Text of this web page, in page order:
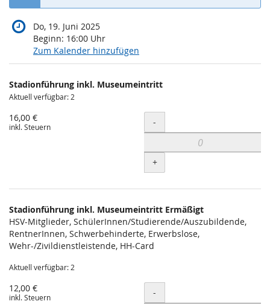
Do, 19. Juni 2025
Beginn: 16:00 Uhr
Zum Kalender hinzufügen
Produkte
Unkategorisierte
Produkte
Stadionführung inkl. Museumeintritt
Aktuell verfügbar: 2
16,00 €
inkl. Steuern Menge
-
+
Stadionführung inkl. Museumeintritt Ermäßigt
HSV-Mitglieder, SchülerInnen/Studierende/Auszubildende,
RentnerInnen, Schwerbehinderte, Erwerbslose,
Wehr-/Zivildienstleistende, HH-Card
Aktuell verfügbar: 2
12,00 €
inkl. Steuern Menge
-